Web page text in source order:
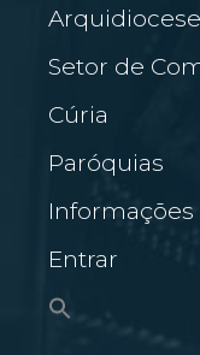
Arquidiocese
Setor de
Cúria
Paróquias
Informações
Entrar